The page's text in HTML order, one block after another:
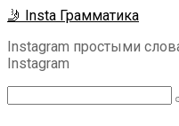
Перейти
контенту
🤳 Insta Грамматика
Instagram простыми
Instagram